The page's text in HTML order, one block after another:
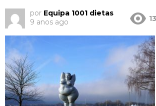
por Equipa 1001 dietas
9 anos ago